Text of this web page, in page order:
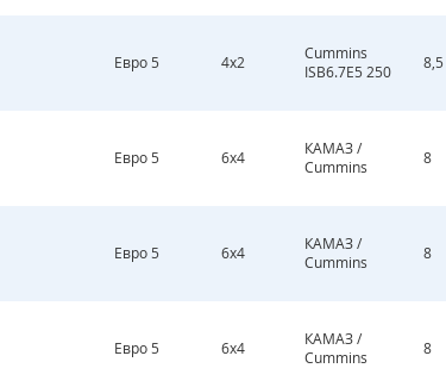
Евро 5 4х2
Cummins
ISB6.7E5 250
8,5
Евро 5 6х4
КАМАЗ /
Cummins
8
Евро 5 6х4
КАМАЗ /
Cummins
8
Евро 5 6х4
КАМАЗ /
Cummins
8